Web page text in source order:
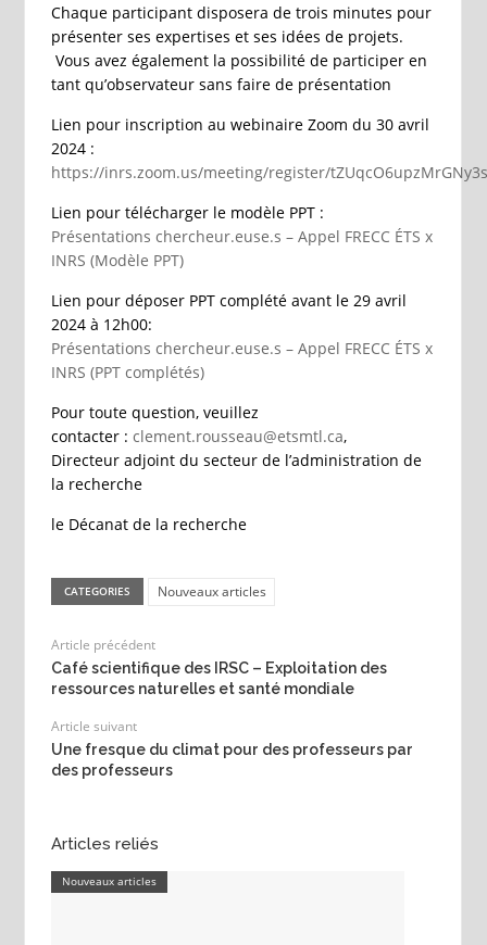
Chaque participant disposera de trois minutes pour
présenter ses expertises et ses idées de projets.
Vous avez également la possibilité de participer en
tant qu’observateur sans faire de présentation
Lien pour inscription au webinaire Zoom du 30 avril
2024 :
https://inrs.zoom.us/meeting/register/
Lien pour télécharger le modèle PPT :
Présentations chercheur.euse.s – Appel FRECC ÉTS x
INRS (Modèle PPT)
Lien pour déposer PPT complété avant le 29 avril
2024 à 12h00:
Présentations chercheur.euse.s – Appel FRECC ÉTS x
INRS (PPT complétés)
Pour toute question, veuillez
contacter : clement.rousseau@etsmtl.ca,
Directeur adjoint du secteur de l’administration de
la recherche
le Décanat de la recherche
CATEGORIES Nouveaux articles
Article précédent
Café scientifique des IRSC – Exploitation des
ressources naturelles et santé mondiale
Article suivant
Une fresque du climat pour des professeurs par
des professeurs
Articles reliés
Nouveaux articles